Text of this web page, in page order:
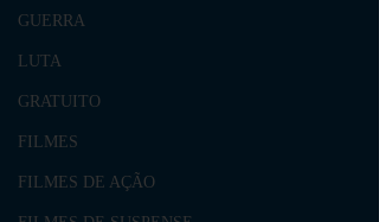
GUERRA
LUTA
GRATUITO
FILMES
FILMES DE AÇÃO